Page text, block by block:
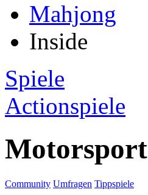
Mahjong
Inside
Spiele
Actionspiele
Motorsport
Community Umfragen Tippspiele